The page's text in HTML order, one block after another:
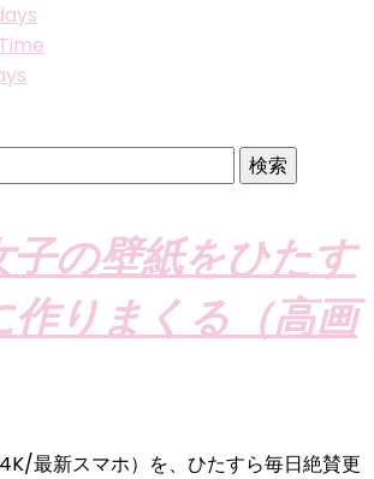
子の壁紙をひたす
作りまくる（高画
最新スマホ）を、ひたすら毎日絶賛更